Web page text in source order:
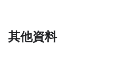
其他資料